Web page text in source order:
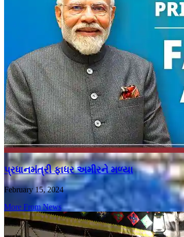
પ્રધાનમંત્રી ફાધર અમીરને મળ્યા
February 15, 2024
More From News